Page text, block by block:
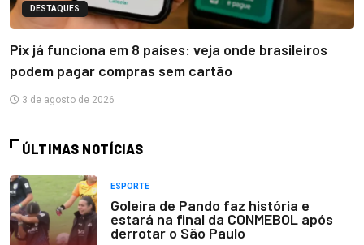
DESTAQUES
Pix já funciona em 8 países: veja onde brasileiros
podem pagar compras sem cartão
3 de agosto de 2026
ÚLTIMAS NOTÍCIAS
ESPORTE
Goleira de Pando faz história e
estará na final da CONMEBOL após
derrotar o São Paulo